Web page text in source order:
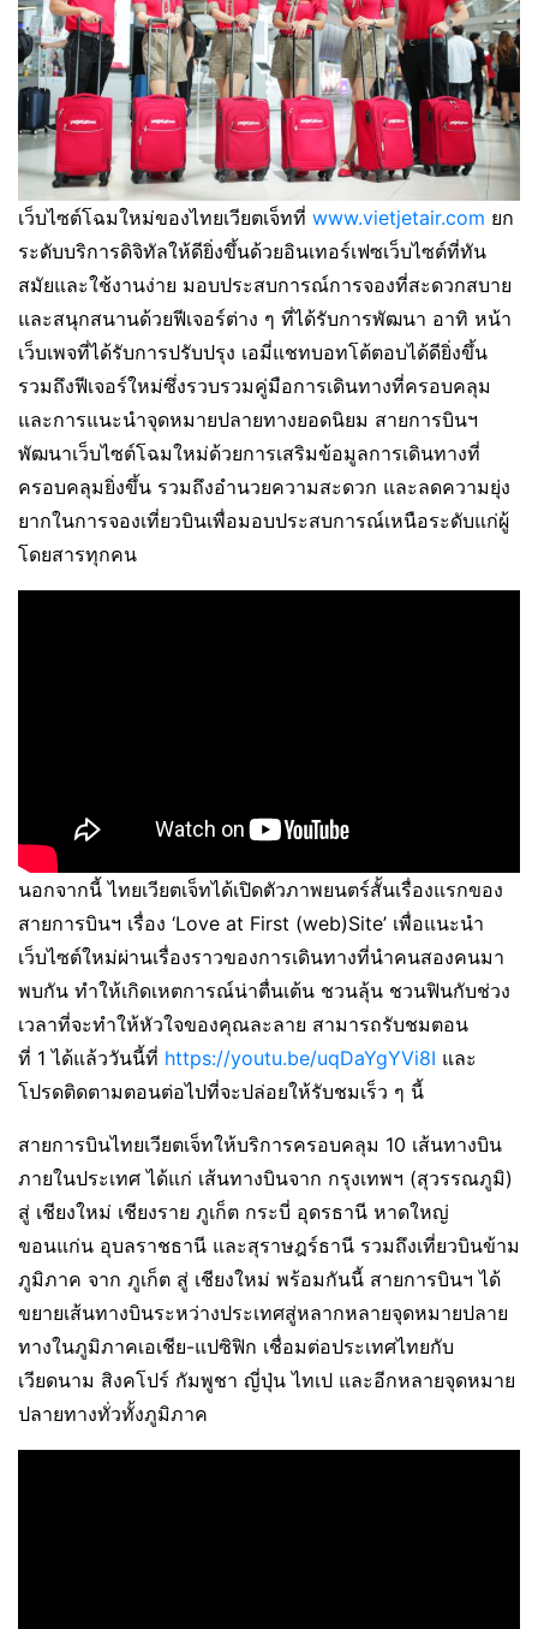
เว็บไซต์โฉมใหม่ของไทยเวียตเจ็ทที่ www.vietjetair.com ยก
ระดับบริการดิจิทัลให้ดียิ่งขึ้นด้วยอินเทอร์เฟซเว็บไซต์ที่ทัน
สมัยและใช้งานง่าย มอบประสบการณ์การจองที่สะดวกสบาย
และสนุกสนานด้วยฟีเจอร์ต่าง ๆ ที่ได้รับการพัฒนา อาทิ หน้า
เว็บเพจที่ได้รับการปรับปรุง เอมี่แชทบอทโต้ตอบได้ดียิ่งขึ้น
รวมถึงฟีเจอร์ใหม่ซึ่งรวบรวมคู่มือการเดินทางที่ครอบคลุม
และการแนะนำจุดหมายปลายทางยอดนิยม สายการบินฯ
พัฒนาเว็บไซต์โฉมใหม่ด้วยการเสริมข้อมูลการเดินทางที่
ครอบคลุมยิ่งขึ้น รวมถึงอำนวยความสะดวก และลดความยุ่ง
ยากในการจองเที่ยวบินเพื่อมอบประสบการณ์เหนือระดับแก่ผู้
โดยสารทุกคน
นอกจากนี้ ไทยเวียตเจ็ทได้เปิดตัวภาพยนตร์สั้นเรื่องแรกของ
สายการบินฯ เรื่อง ‘Love at First (web)Site’ เพื่อแนะนำ
เว็บไซต์ใหม่ผ่านเรื่องราวของการเดินทางที่นำคนสองคนมา
พบกัน ทำให้เกิดเหตการณ์น่าตื่นเต้น ชวนลุ้น ชวนฟินกับช่วง
เวลาที่จะทำให้หัวใจของคุณละลาย สามารถรับชมตอน
ที่ 1 ได้แล้ววันนี้ที่ https://youtu.be/uqDaYgYVi8I และ
โปรดติดตามตอนต่อไปที่จะปล่อยให้รับชมเร็ว ๆ นี้
สายการบินไทยเวียตเจ็ทให้บริการครอบคลุม 10 เส้นทางบิน
ภายในประเทศ ได้แก่ เส้นทางบินจาก กรุงเทพฯ (สุวรรณภูมิ)
สู่ เชียงใหม่ เชียงราย ภูเก็ต กระบี่ อุดรธานี หาดใหญ่
ขอนแก่น อุบลราชธานี และสุราษฎร์ธานี รวมถึงเที่ยวบินข้าม
ภูมิภาค จาก ภูเก็ต สู่ เชียงใหม่ พร้อมกันนี้ สายการบินฯ ได้
ขยายเส้นทางบินระหว่างประเทศสู่หลากหลายจุดหมายปลาย
ทางในภูมิภาคเอเชีย-แปซิฟิก เชื่อมต่อประเทศไทยกับ
เวียดนาม สิงคโปร์ กัมพูชา ญี่ปุ่น ไทเป และอีกหลายจุดหมาย
ปลายทางทั่วทั้งภูมิภาค